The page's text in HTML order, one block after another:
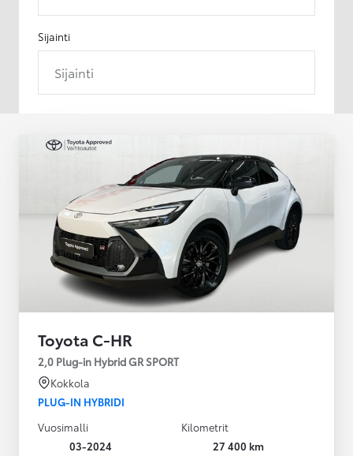
Sijainti
Sijainti
Toyota C-HR
2,0 Plug-in Hybrid GR SPORT
Kokkola
PLUG-IN HYBRIDI
Vuosimalli
03-2024
Kilometrit
27 400 km